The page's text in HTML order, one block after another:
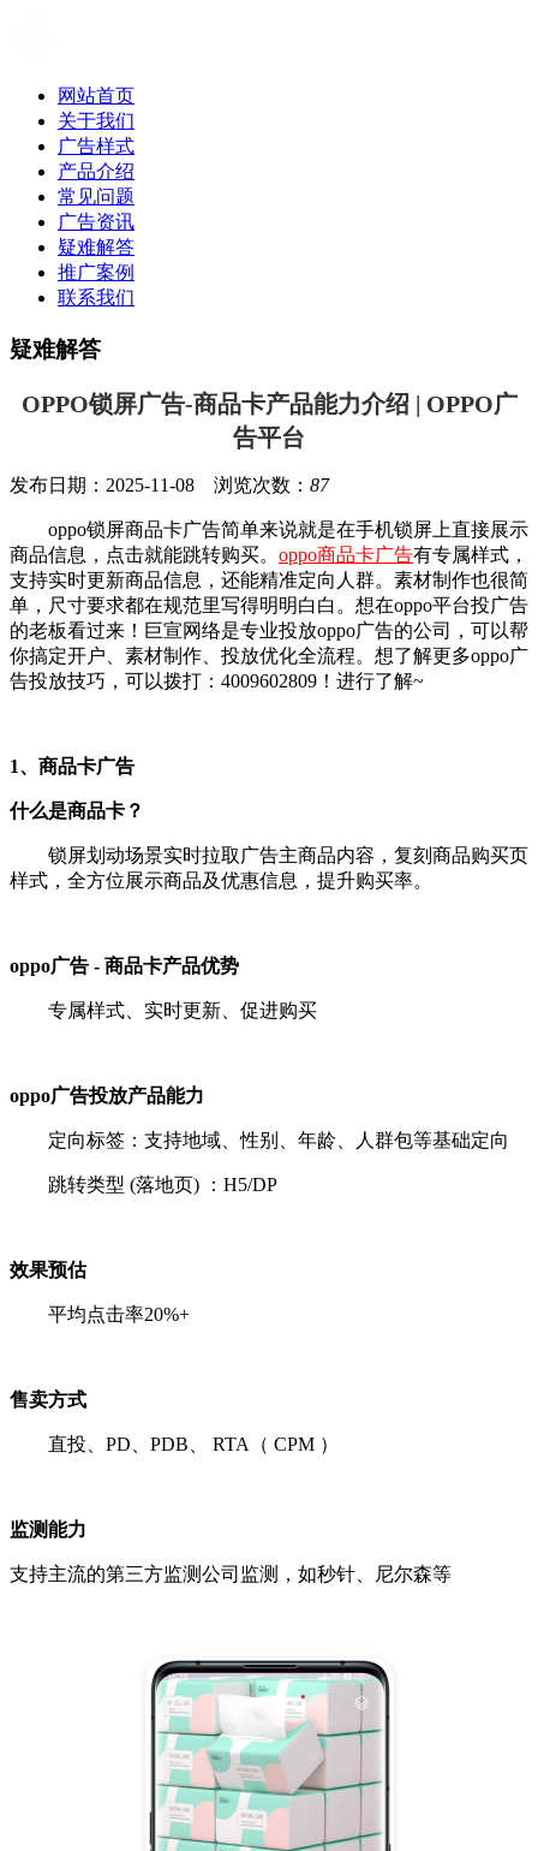
网站首页
关于我们
广告样式
产品介绍
常见问题
广告资讯
疑难解答
推广案例
联系我们
疑难解答
OPPO锁屏广告-商品卡产品能力介绍 | OPPO广
告平台
发布日期：2025-11-08 浏览次数： 87
oppo锁屏商品卡广告简单来说就是在手机锁屏上直接展示
商品信息，点击就能跳转购买。 oppo商品卡广告有专属样式，
支持实时更新商品信息，还能精准定向人群。素材制作也很简
单，尺寸要求都在规范里写得明明白白。想在oppo平台投广告
的老板看过来！巨宣网络是专业投放oppo广告的公司，可以帮
你搞定开户、素材制作、投放优化全流程。想了解更多oppo广
告投放技巧，可以拨打：4009602809！进行了解~
1、商品卡广告
什么是商品卡？
锁屏划动场景实时拉取广告主商品内容，复刻商品购买页
样式，全方位展示商品及优惠信息，提升购买率。
oppo广告 - 商品卡产品优势
专属样式、实时更新、促进购买
oppo广告投放产品能力
定向标签：支持地域、性别、年龄、人群包等基础定向
跳转类型 (落地页) ：H5/DP
效果预估
平均点击率20%+
售卖方式
直投、PD、PDB、 RTA（ CPM ）
监测能力
支持主流的第三方监测公司监测，如秒针、尼尔森等